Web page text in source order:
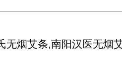
无烟艾条,南阳汉医无烟